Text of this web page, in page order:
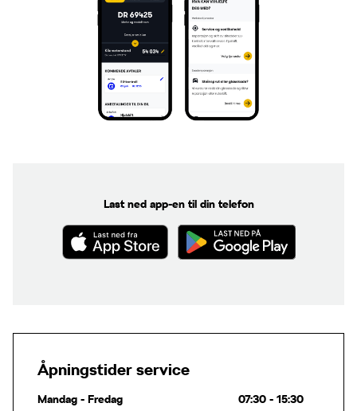
Last ned app-en til din telefon
Åpningstider service
Mandag - Fredag 07:30 - 15:30